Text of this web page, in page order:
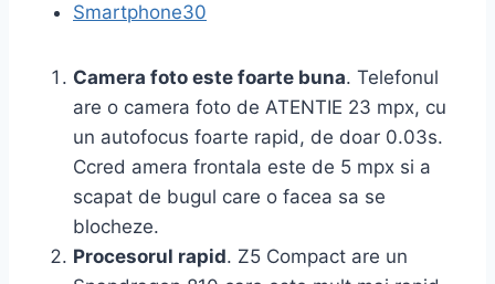
Smartphone30
Camera foto este foarte buna. Telefonul
are o camera foto de ATENTIE 23 mpx, cu
un autofocus foarte rapid, de doar 0.03s.
Ccred amera frontala este de 5 mpx si a
scapat de bugul care o facea sa se
blocheze.
Procesorul rapid. Z5 Compact are un